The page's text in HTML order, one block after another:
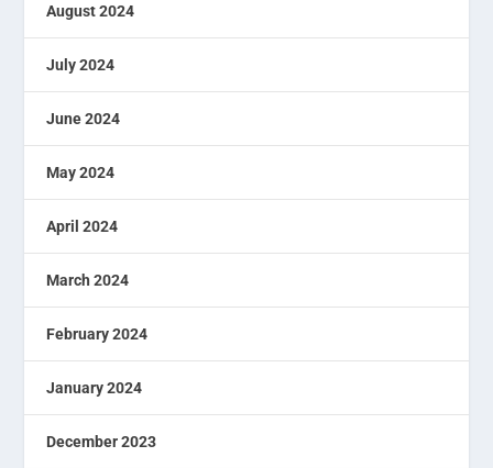
August 2024
July 2024
June 2024
May 2024
April 2024
March 2024
February 2024
January 2024
December 2023